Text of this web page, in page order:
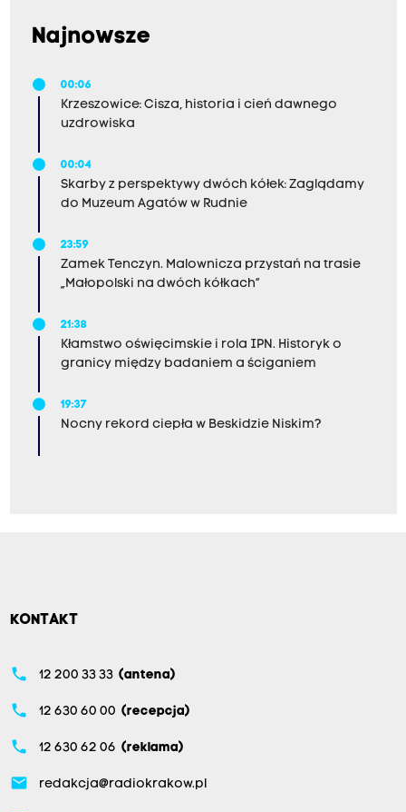
Najnowsze
00:06
Krzeszowice: Cisza, historia i cień dawnego
uzdrowiska
00:04
Skarby z perspektywy dwóch kółek: Zaglądamy
do Muzeum Agatów w Rudnie
23:59
Zamek Tenczyn. Malownicza przystań na trasie
„Małopolski na dwóch kółkach”
21:38
Kłamstwo oświęcimskie i rola IPN. Historyk o
granicy między badaniem a ściganiem
19:37
Nocny rekord ciepła w Beskidzie Niskim?
KONTAKT
phone 12 200 33 33 (antena)
phone 12 630 60 00 (recepcja)
phone 12 630 62 06 (reklama)
email redakcja@radiokrakow.pl